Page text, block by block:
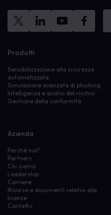
Prodotti
Sensibilizzazione alla sicurezza
automatizzata
Simulazione avanzata di phishing
Intelligenza e analisi del rischio
Gestione della conformità
Azienda
Perché noi?
Partners
Chi siamo
Leadership
Carriere
Risorse e documenti relativi alle
licenze
Contatto